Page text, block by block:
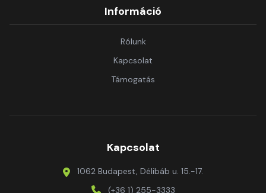
Információ
Rólunk
Kapcsolat
Támogatás
Kapcsolat
1062 Budapest, Délibáb u. 15.-17.
(+36 1) 255-3333